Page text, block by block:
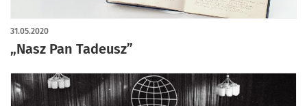
„Nasz Pan Tadeusz”
31.05.2020